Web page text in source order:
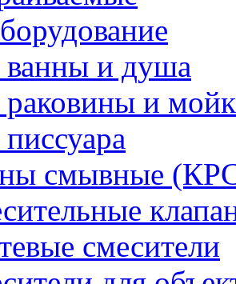
и душа
и
смывные
смесители